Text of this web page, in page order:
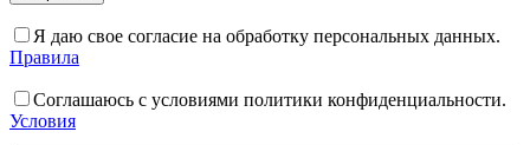
Я даю свое согласие на обработку персональных данных.
Правила
Соглашаюсь с условиями политики конфиденциальности.
Условия